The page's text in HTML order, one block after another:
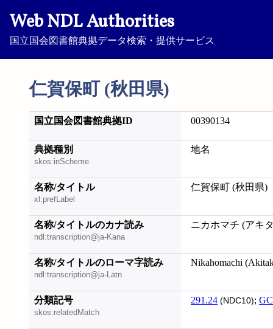
Web NDL Authorities
国立国会図書館典拠データ検索・提供サービス
仁賀保町 (秋田県)
国立国会図書館典拠ID 00390134
典拠種別
skos:inScheme
地名
名称/タイトル
xl:prefLabel
仁賀保町 (秋田県)
名称/タイトルのカナ読み
ndl:transcription@ja-Kana
ニカホマチ (アキ
名称/タイトルのローマ字読み
ndl:transcription@ja-Latn
Nikahomachi
分類記号
skos:relatedMatch
291.24 (NDC10);